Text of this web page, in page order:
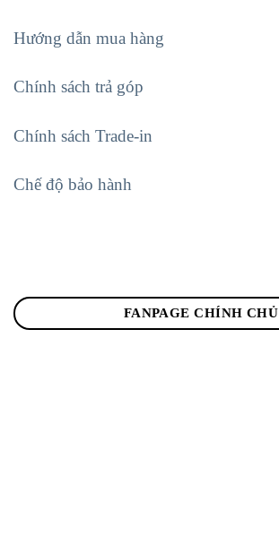
Hướng dẫn mua hàng
Chính sách trả góp
Chính sách Trade-in
Chế độ bảo hành
FANPAGE CHÍNH CHỦ